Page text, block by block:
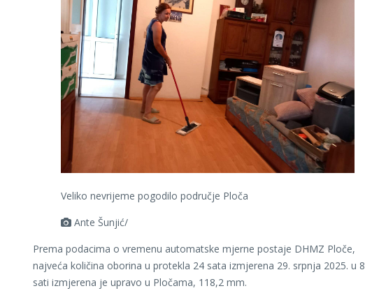
Veliko nevrijeme pogodilo područje Ploča
Ante Šunjić/
Prema podacima o vremenu automatske mjerne postaje DHMZ Ploče,
najveća količina oborina u protekla 24 sata izmjerena 29. srpnja 2025. u 8
sati izmjerena je upravo u Pločama, 118,2 mm.